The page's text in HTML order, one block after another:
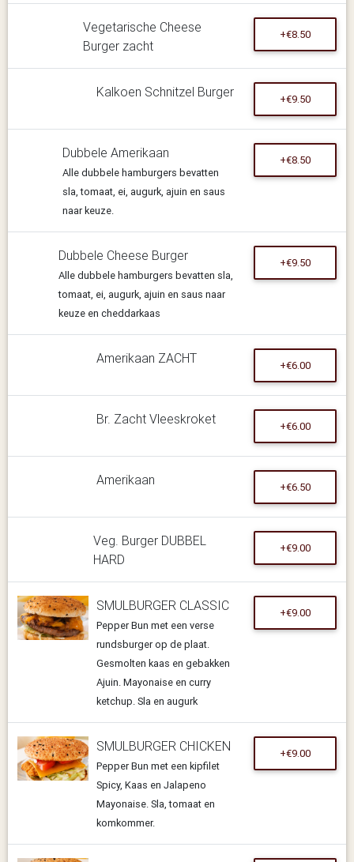
Vegetarische Cheese
Burger zacht
+€8.50
Kalkoen Schnitzel Burger +€9.50
Dubbele Amerikaan
Alle dubbele hamburgers bevatten
sla, tomaat, ei, augurk, ajuin en saus
naar keuze.
+€8.50
Dubbele Cheese Burger
Alle dubbele hamburgers bevatten sla,
tomaat, ei, augurk, ajuin en saus naar
keuze en cheddarkaas
+€9.50
Amerikaan ZACHT +€6.00
Br. Zacht Vleeskroket +€6.00
Amerikaan +€6.50
Veg. Burger DUBBEL
HARD
+€9.00
SMULBURGER CLASSIC
Pepper Bun met een verse
rundsburger op de plaat.
Gesmolten kaas en gebakken
Ajuin. Mayonaise en curry
ketchup. Sla en augurk
+€9.00
SMULBURGER CHICKEN
Pepper Bun met een kipfilet
Spicy, Kaas en Jalapeno
Mayonaise. Sla, tomaat en
komkommer.
+€9.00